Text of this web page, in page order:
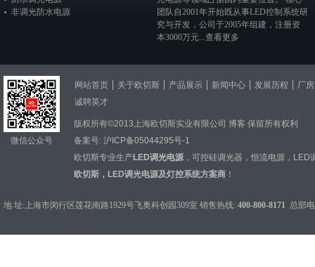
非调光防水电源
团队自2001年开始既从事LED控制系统研
究与开发，公司于2005年组建，注册资
本3000万元...查看更多
微信公众号
网站首页 关于欧切斯 产品展示 新闻中心 发展历程
厂
诚聘英才
版权所有©2013上海欧切斯实业有限公司 博客 保留所有权利
备案号: 沪ICP备05044295号-1
欧切斯专业生产LED调光电源 ， 可控硅调光器 ， 恒流电源 ， LED
欧切斯，LED调光电源及灯控系统方案商 ！
地 址:上海市闵行区莲花南路1929号飞奥科创园309室 销售热线: 400-800-8171 总部